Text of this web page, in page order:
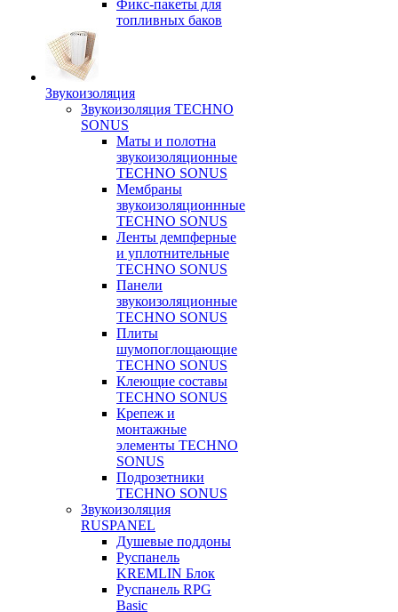
Фикс-пакеты для
топливных баков
Звукоизоляция
Звукоизоляция TECHNO
SONUS
Маты и полотна
звукоизоляционные
TECHNO SONUS
Мембраны
звукоизоляционнные
TECHNO SONUS
Ленты демпферные
и уплотнительные
TECHNO SONUS
Панели
звукоизоляционные
TECHNO SONUS
Плиты
шумопоглощающие
TECHNO SONUS
Клеющие составы
TECHNO SONUS
Крепеж и
монтажные
элементы TECHNO
SONUS
Подрозетники
TECHNO SONUS
Звукоизоляция
RUSPANEL
Душевые поддоны
Руспанель
KREMLIN Блок
Руспанель RPG
Basic